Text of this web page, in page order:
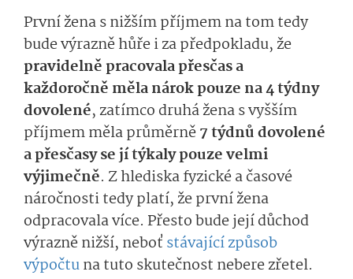
První žena s nižším příjmem na tom tedy
bude výrazně hůře i za předpokladu, že
pravidelně pracovalapřesčas a
každoročně měla nárok pouze na 4 týdny
dovolené, zatímco druhá žena s vyšším
příjmem měla průměrně7 týdnů dovolené
a přesčasy se jí týkaly pouze velmi
výjimečně. Z hlediska fyzické a časové
náročnosti tedy platí, že první žena
odpracovala více. Přesto bude její důchod
výrazně nižší, neboť stávající způsob
výpočtuna tuto skutečnost nebere zřetel.